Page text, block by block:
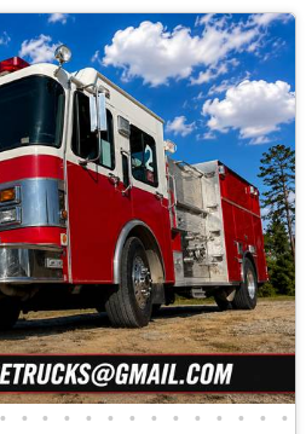
• • • • • • • • • • • • • •